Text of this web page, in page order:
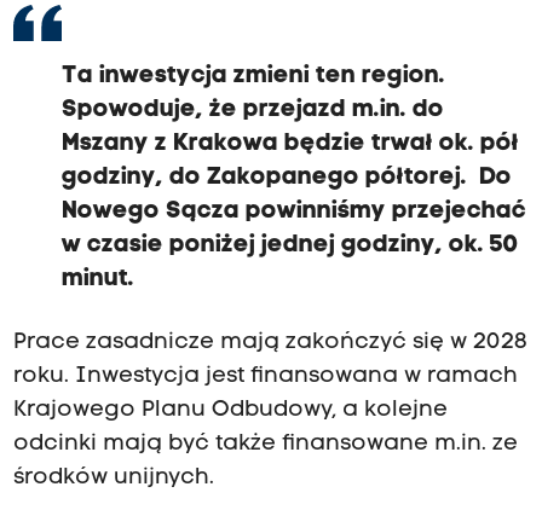
Ta inwestycja zmieni ten region.
Spowoduje, że przejazd m.in. do
Mszany z Krakowa będzie trwał ok. pół
godziny, do Zakopanego półtorej. Do
Nowego Sącza powinniśmy przejechać
w czasie poniżej jednej godziny, ok. 50
minut.
Prace zasadnicze mają zakończyć się w 2028
roku. Inwestycja jest finansowana w ramach
Krajowego Planu Odbudowy, a kolejne
odcinki mają być także finansowane m.in. ze
środków unijnych.